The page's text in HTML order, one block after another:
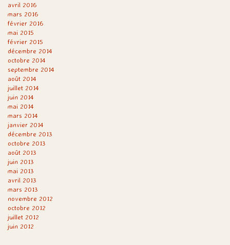
avril 2016
mars 2016
février 2016
mai 2015
février 2015
décembre 2014
octobre 2014
septembre 2014
août 2014
juillet 2014
juin 2014
mai 2014
mars 2014
janvier 2014
décembre 2013
octobre 2013
août 2013
juin 2013
mai 2013
avril 2013
mars 2013
novembre 2012
octobre 2012
juillet 2012
juin 2012